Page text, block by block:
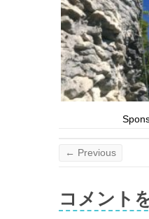
← Previous
コメント